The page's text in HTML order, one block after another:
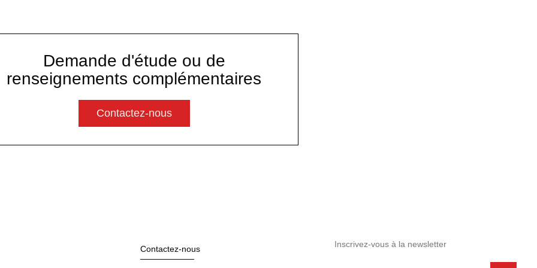
Demande d'étude ou de
renseignements complémentaires
Contactez-nous
Contactez-nous Inscrivez-vous à la newsletter